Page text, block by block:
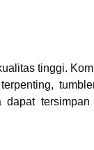
tinggi.
dapat tersimpan